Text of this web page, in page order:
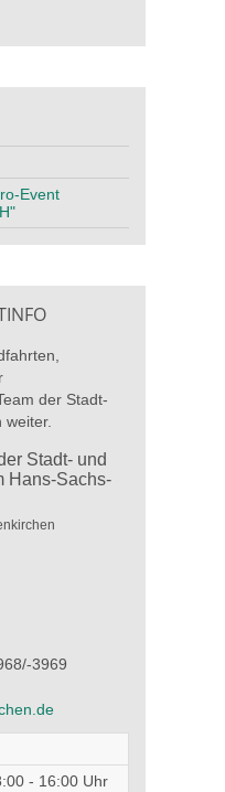
Event
der Stadt-
weiter.
3969
- 16:00 Uhr